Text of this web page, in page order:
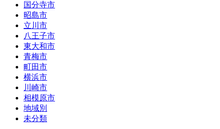
国分寺市
昭島市
立川市
八王子市
東大和市
青梅市
町田市
横浜市
川崎市
相模原市
地域別
未分類